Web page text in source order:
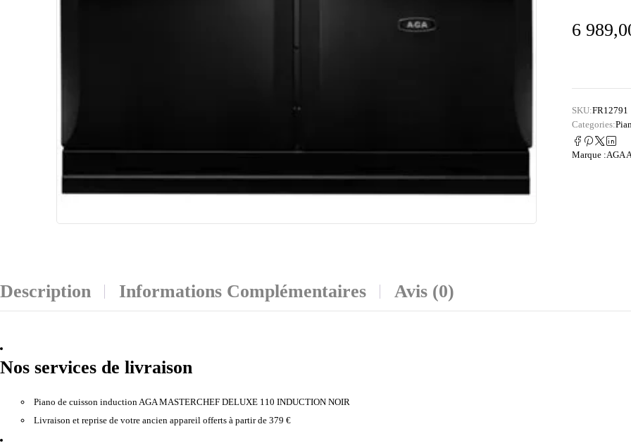
6
SKU:FR12791
Categories:
Marque :AGA
Description Informations Complémentaires Avis (0)
Nos services de livraison
Piano de cuisson induction AGA MASTERCHEF DELUXE 110 INDUCTION NOIR
Livraison et reprise de votre ancien appareil offerts à partir de 379 €